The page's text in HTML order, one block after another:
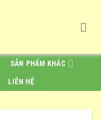
SẢN PHẨM KHÁC
LIÊN HỆ